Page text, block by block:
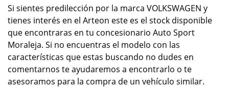
Si sientes predilección por la marca VOLKSWAGEN y
tienes interés en el Arteon este es el stock disponible
que encontraras en tu concesionario Auto Sport
Moraleja. Si no encuentras el modelo con las
características que estas buscando no dudes en
comentarnos te ayudaremos a encontrarlo o te
asesoramos para la compra de un vehículo similar.